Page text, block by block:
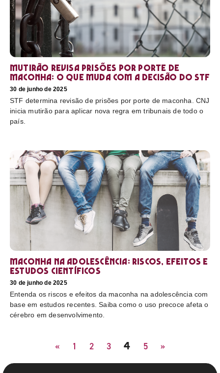
Mutirão revisa prisões por porte de
maconha: o que muda com a decisão do STF
30 de junho de 2025
STF determina revisão de prisões por porte de maconha. CNJ
inicia mutirão para aplicar nova regra em tribunais de todo o
país.
Maconha na adolescência: riscos, efeitos e
estudos científicos
30 de junho de 2025
Entenda os riscos e efeitos da maconha na adolescência com
base em estudos recentes. Saiba como o uso precoce afeta o
cérebro em desenvolvimento.
« 1 2 3 4 5 »